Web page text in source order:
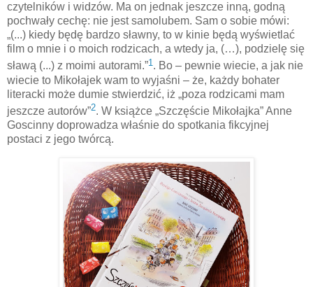
czytelników i widzów. Ma on jednak jeszcze inną, godną
pochwały cechę: nie jest samolubem. Sam o sobie mówi:
„(...) kiedy będę bardzo sławny, to w kinie będą wyświetlać
film o mnie i o moich rodzicach, a wtedy ja, (…), podzielę się
sławą (...) z moimi autorami.”1 . Bo – pewnie wiecie, a jak nie
wiecie to Mikołajek wam to wyjaśni – że, każdy bohater
literacki może dumie stwierdzić, iż „poza rodzicami mam
jeszcze autorów”2. W książce „Szczęście Mikołajka” Anne
Goscinny doprowadza właśnie do spotkania fikcyjnej
postaci z jego twórcą.